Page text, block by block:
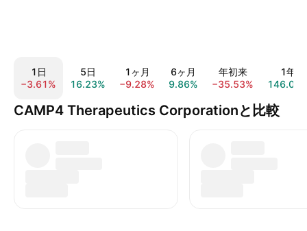
1日
−3.61%
5日
16.23%
1ヶ月
−9.28%
6ヶ月
9.86%
年初来
−35.53%
1年
CAMP4 Therapeutics Corporationと比較